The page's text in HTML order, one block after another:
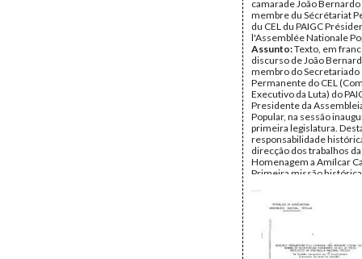
camarade João
membre du Sécrétariat
du CEL du PAIGC
l'Assemblée Nationale
Assunto:Texto, em
discurso de João
membro do Secretariado
Permanente do CEL
Executivo da Luta) do
Presidente da
Popular, na sessão
primeira legislatura.
responsabilidade
direcção dos trabalhos da
Homenagem a Amílcar
Primeira missão
proclamar a existência
que, de facto, existe na
Unidade povo africano
Cabo Verde.
República da Guiné-